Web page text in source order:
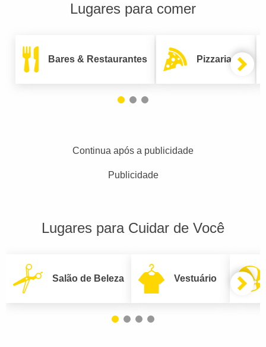
Lugares para comer
Bares & Restaurantes Pizzarias
Continua após a publicidade
Publicidade
Lugares para Cuidar de Você
Salão de Beleza Vestuário